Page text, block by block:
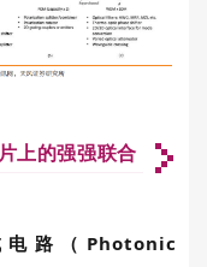
上的强强联合
路（ Photonic